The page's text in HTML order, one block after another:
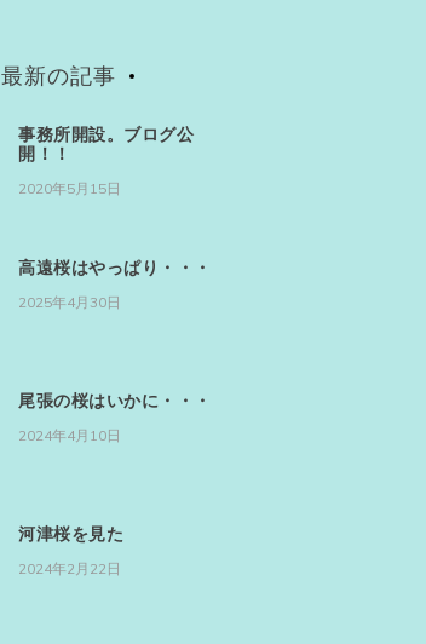
最新の記事
事務所開設。ブログ公
開！！
2020年5月15日
高遠桜はやっぱり・・・
2025年4月30日
尾張の桜はいかに・・・
2024年4月10日
河津桜を見た
2024年2月22日